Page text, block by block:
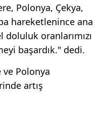
Polonya, Çekya,
hareketlenince ana
oranlarımızı
başardık." dedi.
Polonya
artış